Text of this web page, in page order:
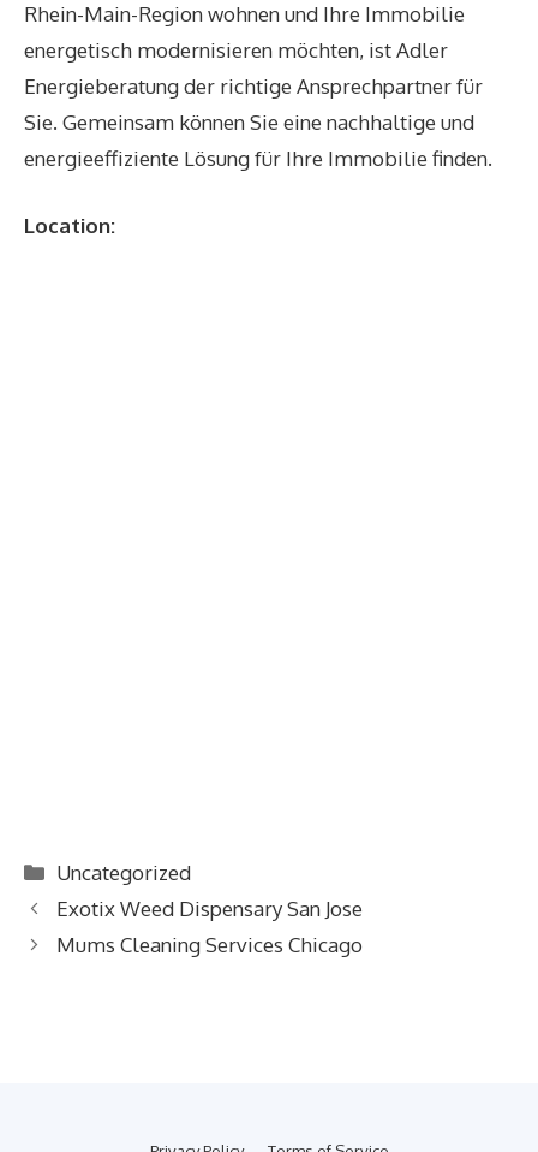
Rhein-Main-Region wohnen und Ihre Immobilie
energetisch modernisieren möchten, ist Adler
Energieberatung der richtige Ansprechpartner für
Sie. Gemeinsam können Sie eine nachhaltige und
energieeffiziente Lösung für Ihre Immobilie finden.
Location:
Categories
Uncategorized
Exotix Weed Dispensary San Jose
Mums Cleaning Services Chicago